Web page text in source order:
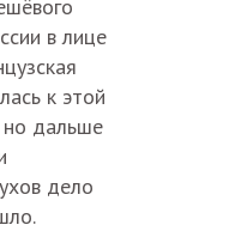
в лице
к этой
дальше
дело